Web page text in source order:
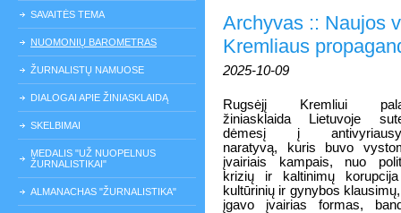
SAVAITĖS TEMA
NUOMONIŲ BAROMETRAS
ŽURNALISTŲ NAMUOSE
DIALOGAI APIE ŽINIASKLAIDĄ
SKELBIMAI
MEDALIS "UŽ NUOPELNUS
ŽURNALISTIKAI"
ALMANACHAS "ŽURNALISTIKA"
Archyvas :: Naujos
Kremliaus
2025-10-09
Rugsėjį Kremliui
žiniasklaida Lietuvoje
dėmesį į
naratyvą, kuris buvo
įvairiais kampais, nuo
krizių ir kaltinimų
kultūrinių ir gynybos
įgavo įvairias formas,